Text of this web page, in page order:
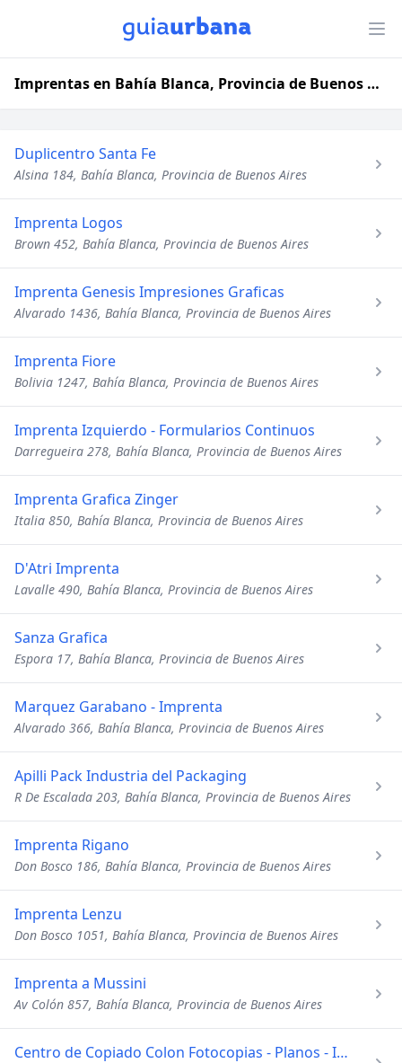
Imprentas en Bahía Blanca, Provincia de Buenos Aires
Duplicentro Santa Fe
Alsina 184, Bahía Blanca, Provincia de Buenos Aires
Imprenta Logos
Brown 452, Bahía Blanca, Provincia de Buenos Aires
Imprenta Genesis Impresiones Graficas
Alvarado 1436, Bahía Blanca, Provincia de Buenos Aires
Imprenta Fiore
Bolivia 1247, Bahía Blanca, Provincia de Buenos Aires
Imprenta Izquierdo - Formularios Continuos
Darregueira 278, Bahía Blanca, Provincia de Buenos Aires
Imprenta Grafica Zinger
Italia 850, Bahía Blanca, Provincia de Buenos Aires
D'Atri Imprenta
Lavalle 490, Bahía Blanca, Provincia de Buenos Aires
Sanza Grafica
Espora 17, Bahía Blanca, Provincia de Buenos Aires
Marquez Garabano - Imprenta
Alvarado 366, Bahía Blanca, Provincia de Buenos Aires
Apilli Pack Industria del Packaging
R De Escalada 203, Bahía Blanca, Provincia de Buenos Aires
Imprenta Rigano
Don Bosco 186, Bahía Blanca, Provincia de Buenos Aires
Imprenta Lenzu
Don Bosco 1051, Bahía Blanca, Provincia de Buenos Aires
Imprenta a Mussini
Av Colón 857, Bahía Blanca, Provincia de Buenos Aires
Centro de Copiado Colon Fotocopias - Planos - Imprenta